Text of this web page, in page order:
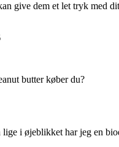
give dem et let tryk med
butter køber du?
i øjeblikket har jeg en